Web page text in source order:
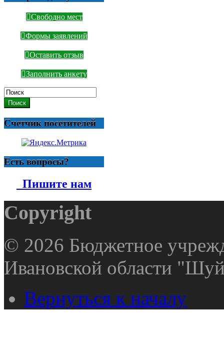
Свободно мест
Формы заявлений
Оставить отзыв
Заполнить анкету
Поиск
Счетчик посетителей
Есть вопросы?
Пишите нам
Copyright
© 2026 Бюджетное
Ивановской области
Вернуться к началу